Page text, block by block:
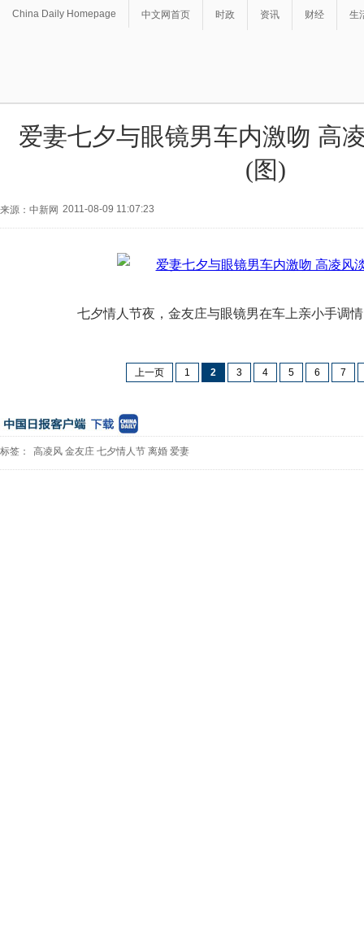
China Daily Homepage 中文网首页 时政 资讯 财经 生
爱妻七夕与眼镜男车内激吻 高
(图)
来源：中新网 2011-08-09 11:07:23
七夕情人节夜，金友庄与眼镜男在车上亲小手调
上一页 1 2 3 4 5 6 7
标签： 高凌风 金友庄 七夕情人节 离婚 爱妻